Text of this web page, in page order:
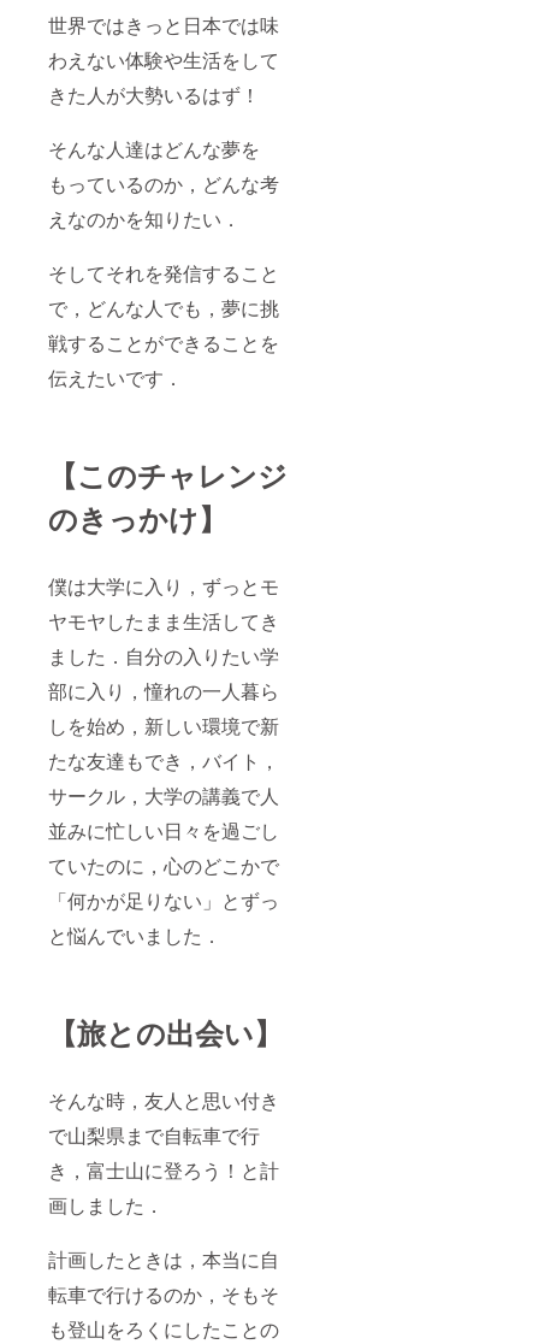
世界ではきっと日本では味
わえない体験や生活をして
きた人が大勢いるはず！
そんな人達はどんな夢を
もっているのか，どんな考
えなのかを知りたい．
そしてそれを発信すること
で，どんな人でも，夢に挑
戦することができることを
伝えたいです．
【このチャレンジ
のきっかけ】
僕は大学に入り，ずっとモ
ヤモヤしたまま生活してき
ました．自分の入りたい学
部に入り，憧れの一人暮ら
しを始め，新しい環境で新
たな友達もでき，バイト，
サークル，大学の講義で人
並みに忙しい日々を過ごし
ていたのに，心のどこかで
「何かが足りない」とずっ
と悩んでいました．
【旅との出会い】
そんな時，友人と思い付き
で山梨県まで自転車で行
き，富士山に登ろう！と計
画しました．
計画したときは，本当に自
転車で行けるのか，そもそ
も登山をろくにしたことの